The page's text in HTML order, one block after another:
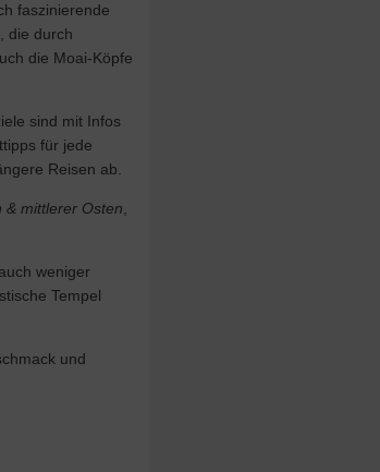
faszinierende
die durch
die Moai-Köpfe
sind mit Infos
für jede
Reisen ab.
& mittlerer Osten
weniger
Tempel
und